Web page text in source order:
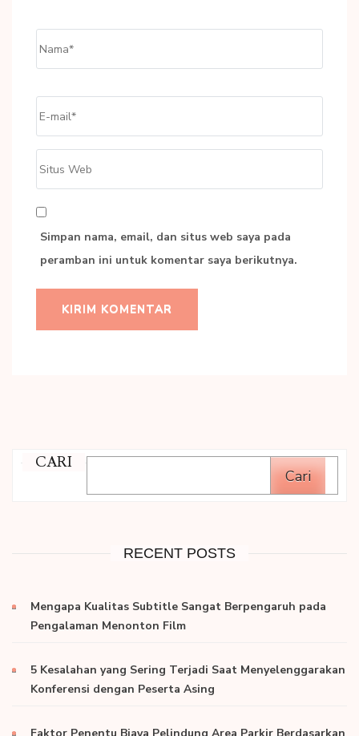
Simpan nama, email, dan situs web saya pada
peramban ini untuk komentar saya berikutnya.
CARI
Cari
RECENT POSTS
Mengapa Kualitas Subtitle Sangat Berpengaruh pada
Pengalaman Menonton Film
5 Kesalahan yang Sering Terjadi Saat Menyelenggarakan
Konferensi dengan Peserta Asing